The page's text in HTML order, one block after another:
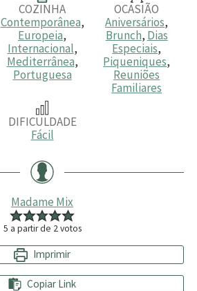
COZINHA
Contemporânea,
Europeia,
Internacional,
Mediterrânea,
Portuguesa
OCASIÃO
Aniversários,
Brunch, Dias
Especiais,
Piqueniques,
Reuniões
Familiares
DIFICULDADE
Fácil
Madame Mix
5 a partir de 2votos
Imprimir
Copiar Link